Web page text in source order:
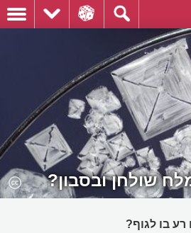
שולחן ובסבון?
רע בו לגוף?